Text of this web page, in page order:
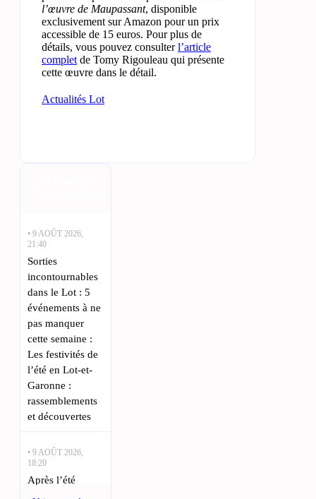
l’œuvre de Maupassant, disponible
exclusivement sur Amazon pour un prix
accessible de 15 euros. Pour plus de
détails, vous pouvez consulterl’article
complet de Tomy Rigouleau qui présente
cette œuvre dans le détail.
Actualités Lot
• 9 AOÛT 2026,
21:40
Sorties
incontournables
dans le Lot : 5
événements à ne
pas manquer
cette semaine :
Les festivités de
l’été en Lot-et-
Garonne :
rassemblements
et découvertes
• 9 AOÛT 2026,
18:20
Après l’été